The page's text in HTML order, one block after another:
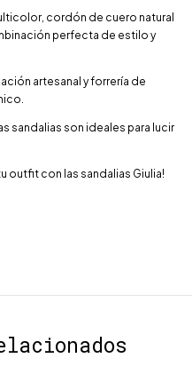
cordón de cuero natural
perfecta de estilo y
artesanal y forrería de
sandalias son ideales para lucir
outfit con las sandalias Giulia!